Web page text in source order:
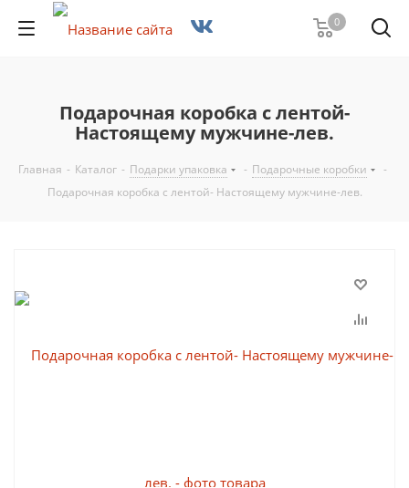
0
Подарочная коробка с лентой-
Настоящему мужчине-лев.
Главная - Каталог - Подарки упаковка - Подарочные коробки
-
Подарочная коробка с лентой- Настоящему мужчине-лев.